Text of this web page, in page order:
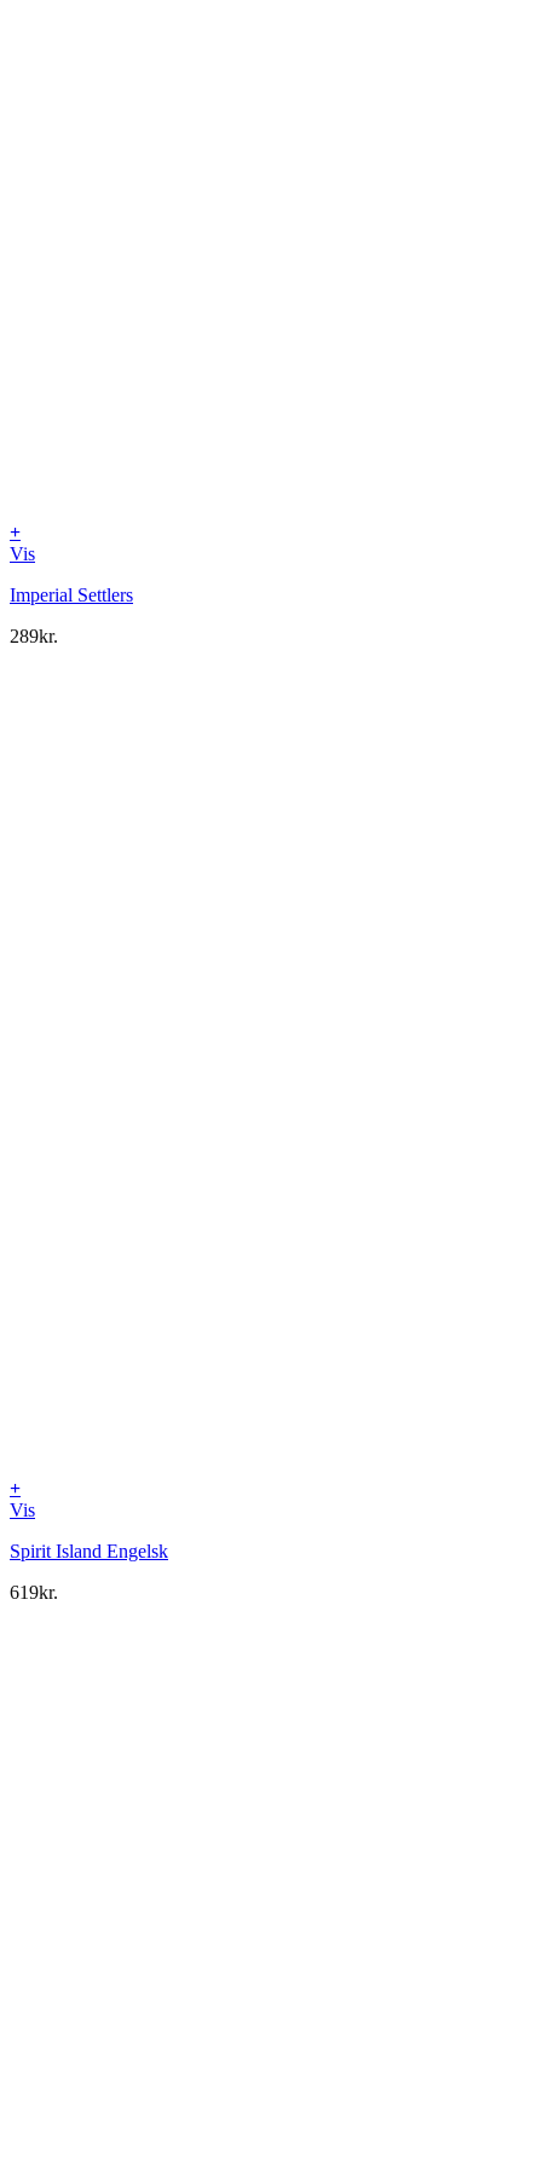
+
Vis
Imperial Settlers
289kr.
+
Vis
Spirit Island Engelsk
619kr.